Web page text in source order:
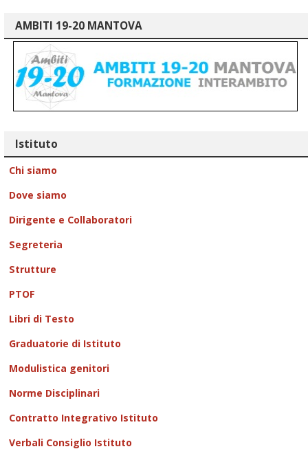
AMBITI 19-20 MANTOVA
Istituto
Chi siamo
Dove siamo
Dirigente e Collaboratori
Segreteria
Strutture
PTOF
Libri di Testo
Graduatorie di Istituto
Modulistica genitori
Norme Disciplinari
Contratto Integrativo Istituto
Verbali Consiglio Istituto